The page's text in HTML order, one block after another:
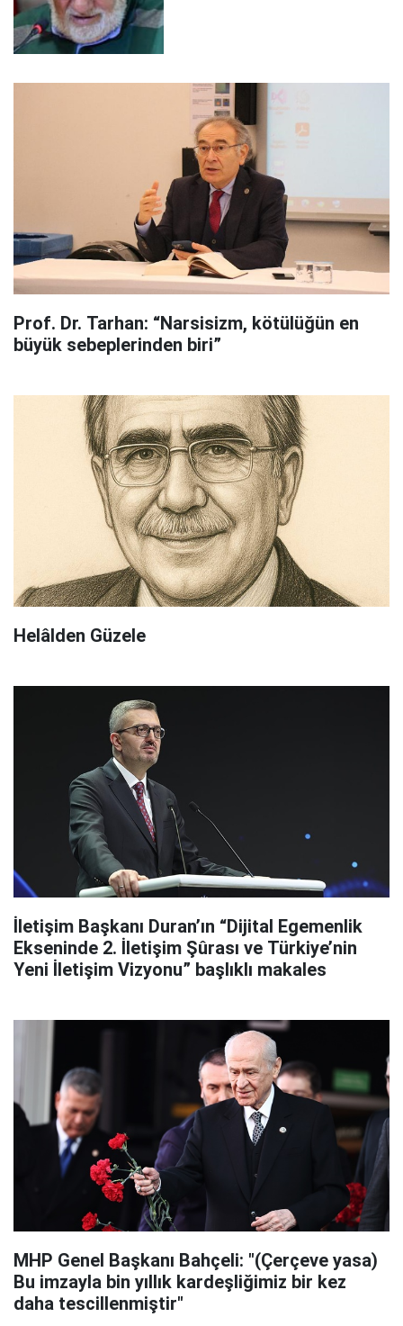
Prof. Dr. Tarhan: “Narsisizm, kötülüğün en
büyük sebeplerinden biri”
Helâlden Güzele
İletişim Başkanı Duran’ın “Dijital Egemenlik
Ekseninde 2. İletişim Şûrası ve Türkiye’nin
Yeni İletişim Vizyonu” başlıklı makales
MHP Genel Başkanı Bahçeli: "(Çerçeve yasa)
Bu imzayla bin yıllık kardeşliğimiz bir kez
daha tescillenmiştir"